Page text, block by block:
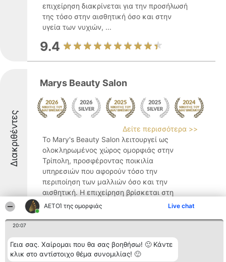
ΑΕΤΟΊ της ομορφιάς Live chat
20:07
Γεια σας. Χαίρομαι που θα σας βοηθήσω! 🙂 Κάντε
κλικ στο αντίστοιχο θέμα συνομιλίας! 🙂
επιχείρηση διακρίνεται για την προσήλωσή
της τόσο στην αισθητική όσο και στην
υγεία των νυχιών, ...
9.4
Διακριθέντες
Marys Beauty Salon
Δείτε περισσότερα >>
Το Mary's Beauty Salon λειτουργεί ως
ολοκληρωμένος χώρος ομορφιάς στην
Τρίπολη, προσφέροντας ποικιλία
υπηρεσιών που αφορούν τόσο την
περιποίηση των μαλλιών όσο και την
αισθητική. Η επιχείρηση βρίσκεται στη
διεύθυνση Νεομάρτυρος Παύλου 1 και ...
9.4
Amazing Hair Venia